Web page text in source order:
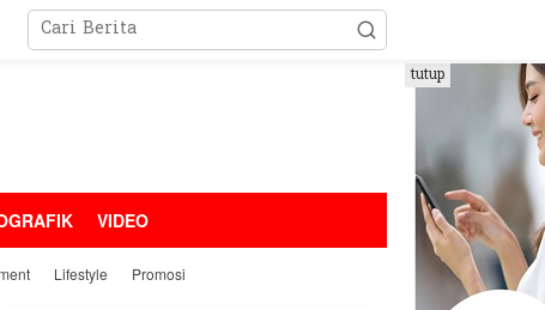
VIDEO
Lifestyle Promosi
tutup